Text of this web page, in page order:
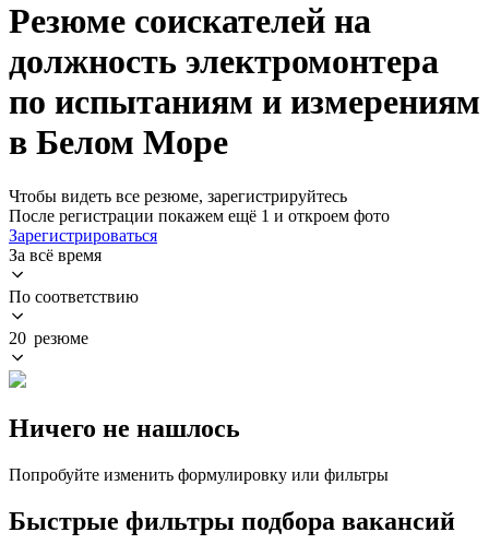
Резюме соискателей на
должность электромонтера
по испытаниям и измерениям
в Белом Море
Чтобы видеть все резюме, зарегистрируйтесь
После регистрации покажем ещё 1 и откроем фото
Зарегистрироваться
За всё время
По соответствию
20 резюме
Ничего не нашлось
Попробуйте изменить формулировку или фильтры
Быстрые фильтры подбора вакансий